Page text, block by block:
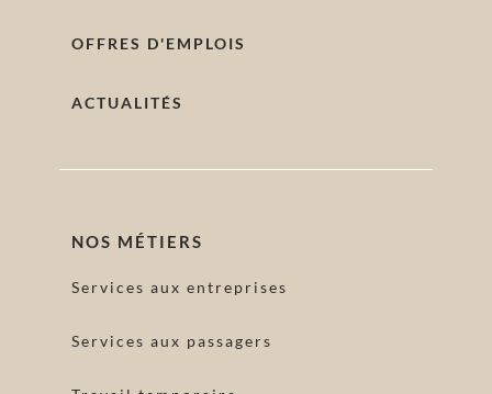
OFFRES D'EMPLOIS
ACTUALITÉS
NOS MÉTIERS
Services aux entreprises
Services aux passagers